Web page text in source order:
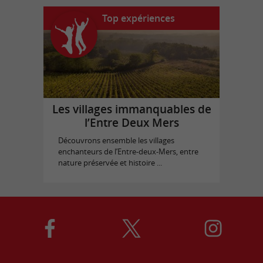
Top expériences
Les villages immanquables de
l’Entre Deux Mers
Découvrons ensemble les villages
enchanteurs de l’Entre-deux-Mers, entre
nature préservée et histoire ...